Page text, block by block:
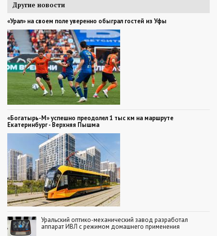
Другие новости
«Урал» на своем поле уверенно обыграл гостей из Уфы
«Богатырь-М» успешно преодолел 1 тыс км на маршруте
Екатеринбург - Верхняя Пышма
Уральский оптико-механический завод разработал
аппарат ИВЛ с режимом домашнего применения